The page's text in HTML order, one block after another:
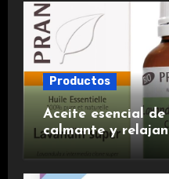
Productos
Aceite esencial
calmante y